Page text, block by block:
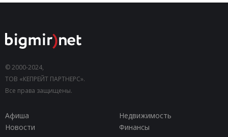
© 2000-2024,
ТОВ «КЕПРЕЙТ ПАРТНЕРС».
Все права защищены.
Афиша
Недвижимость
Новости
Финансы